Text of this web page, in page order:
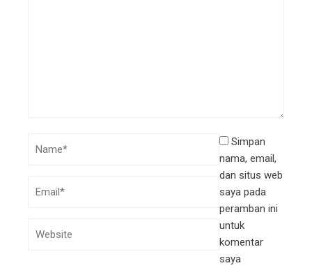
Simpan
nama, email,
dan situs web
saya pada
peramban ini
untuk
komentar
saya